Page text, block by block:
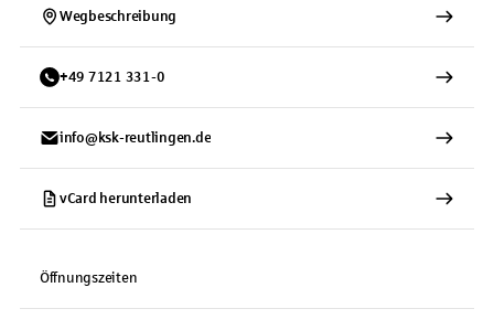
Wegbeschreibung
+49 7121 331-0
info@ksk-reutlingen.de
vCard herunterladen
Öffnungszeiten